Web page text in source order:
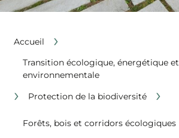
Accueil ›
Transition écologique, énergétique et
environnementale
› Protection de la biodiversité ›
Forêts, bois et corridors écologiques